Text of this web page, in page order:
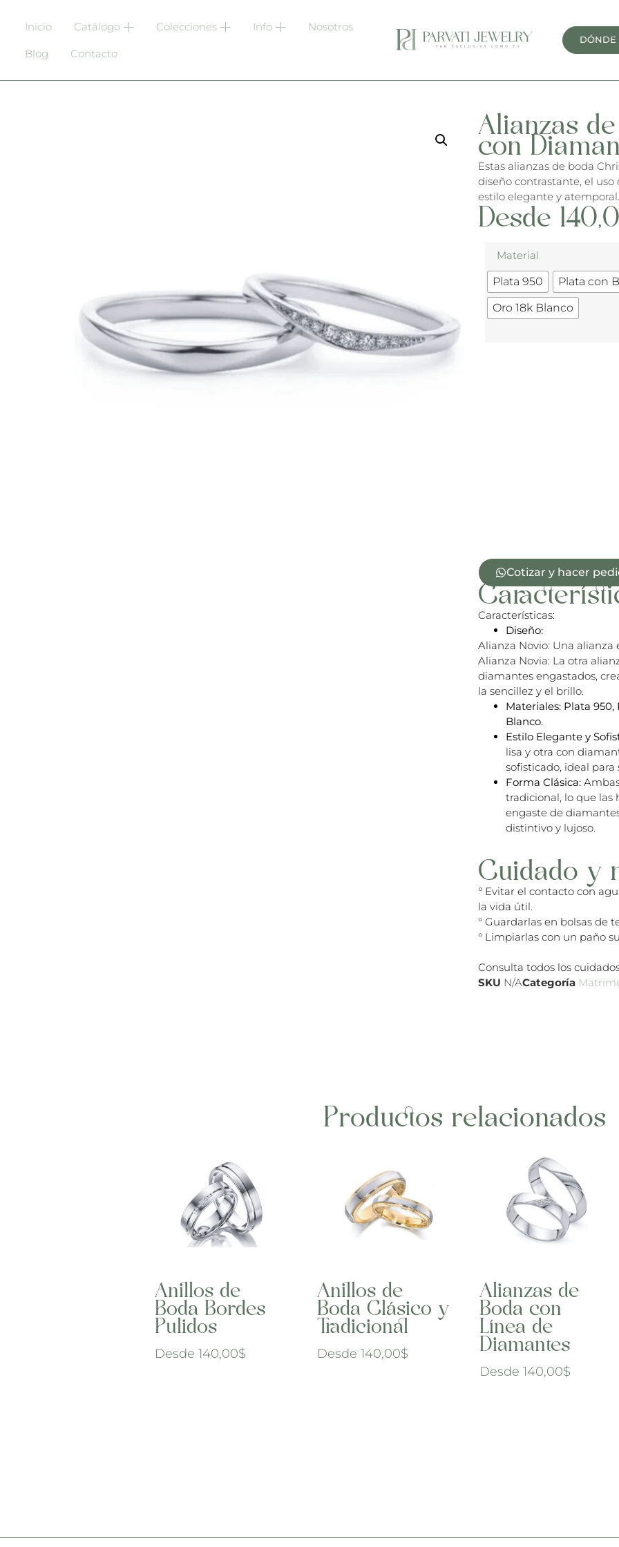
Inicio Catálogo Colecciones Info Nosotros
Blog Contacto
DÓNDE
Alianzas
con
Estas alianzas de boda
diseño contrastante, el
estilo elegante y atemporal.
Desde
Material
Plata 950
Plata con
Oro 18k Blanco
Cotizar y hacer
Características:
Diseño:
Alianza Novio: Una alianza
Alianza Novia: La otra
diamantes engastados,
la sencillez y el brillo.
Materiales: Plata 950,
Blanco.
Estilo Elegante y
lisa y otra con
sofisticado, ideal
Forma Clásica:
tradicional, lo que las
engaste de
distintivo y lujoso.
Cuidado y
° Evitar el contacto con
la vida útil.
° Guardarlas en bolsas de
° Limpiarlas con un paño
Consulta todos los
SKU N/ACategoría
Productos relacionados
Anillos de
Boda Bordes
Pulidos
Desde 140,00$
Anillos de
Boda Clásico y
Tradicional
Desde 140,00$
Alianzas de
Boda con
Línea de
Diamantes
Desde 140,00$